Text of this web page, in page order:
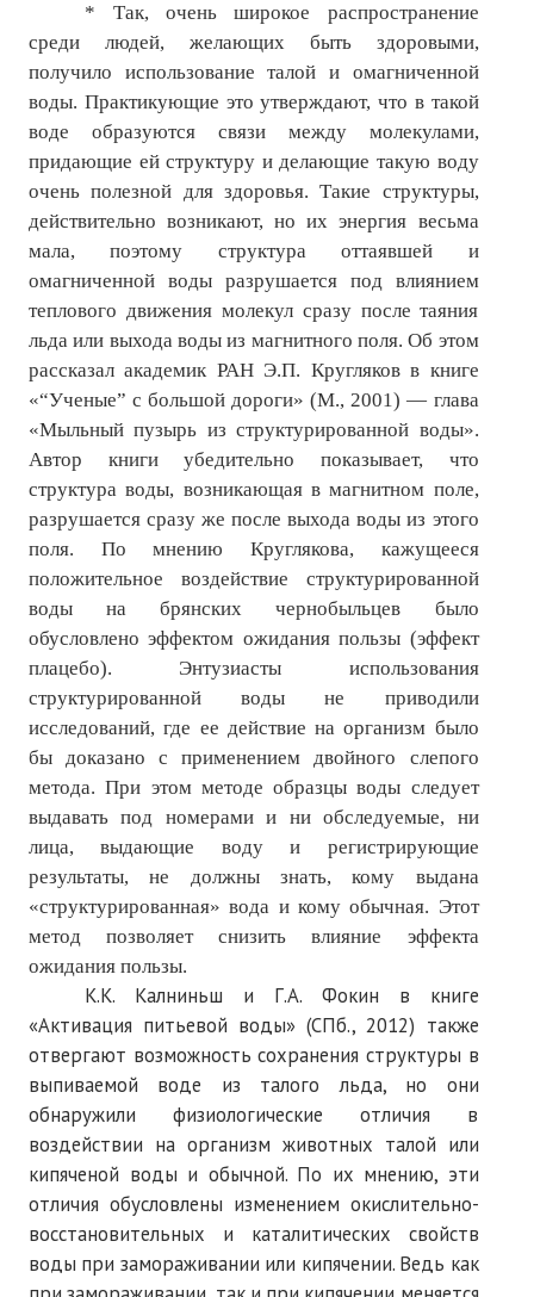
№ 1
№ 3
№ 4
№ 5
№ 6
№ 7
№ 8
КНИГИ
Список наших книг
Страница поиска
Новые книги
Е. Богатырев «Повесть об олимпийском характере»
В. Щагин «Мяч и время»
ПОДПИСКА
Наложенный платеж
Подписка 2026
Подписка онлайн на печатную версию
ТАКОВА СПОРТИВНАЯ ЖИЗНЬ
КОНТАКТЫ
ТЕКУЩИЙ №
* Так, очень широкое распространение
среди людей, желающих быть здоровыми,
получило использование талой и омагниченной
воды. Практикующие это утверждают, что в такой
воде образуются связи между молекулами,
придающие ей структуру и делающие такую воду
очень полезной для здоровья. Такие структуры,
действительно возникают, но их энергия весьма
мала, поэтому структура оттаявшей и
омагниченной воды разрушается под влиянием
теплового движения молекул сразу после таяния
льда или выхода воды из магнитного поля. Об этом
рассказал академик РАН Э.П. Кругляков в книге
«“Ученые” с большой дороги» (М., 2001) — глава
«Мыльный пузырь из структурированной воды».
Автор книги убедительно показывает, что
структура воды, возникающая в магнитном поле,
разрушается сразу же после выхода воды из этого
поля. По мнению Круглякова, кажущееся
положительное воздействие структурированной
воды на брянских чернобыльцев было
обусловлено эффектом ожидания пользы (эффект
плацебо). Энтузиасты использования
структурированной воды не приводили
исследований, где ее действие на организм было
бы доказано с применением двойного слепого
метода. При этом методе образцы воды следует
выдавать под номерами и ни обследуемые, ни
лица, выдающие воду и регистрирующие
результаты, не должны знать, кому выдана
«структурированная» вода и кому обычная. Этот
метод позволяет снизить влияние эффекта
ожидания пользы.
К.К. Калниньш и Г.А. Фокин в книге
«Активация питьевой воды» (СПб., 2012) также
отвергают возможность сохранения структуры в
выпиваемой воде из талого льда, но они
обнаружили физиологические отличия в
воздействии на организм животных талой или
кипяченой воды и обычной. По их мнению, эти
отличия обусловлены изменением окислительно-
восстановительных и каталитических свойств
воды при замораживании или кипячении. Ведь как